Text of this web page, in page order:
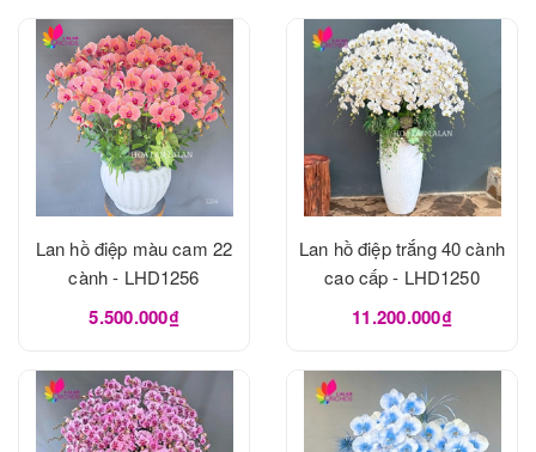
Lan hồ điệp màu cam 22
cành - LHD1256
5.500.000₫
Lan hồ điệp trắng 40 cành
cao cấp - LHD1250
11.200.000₫